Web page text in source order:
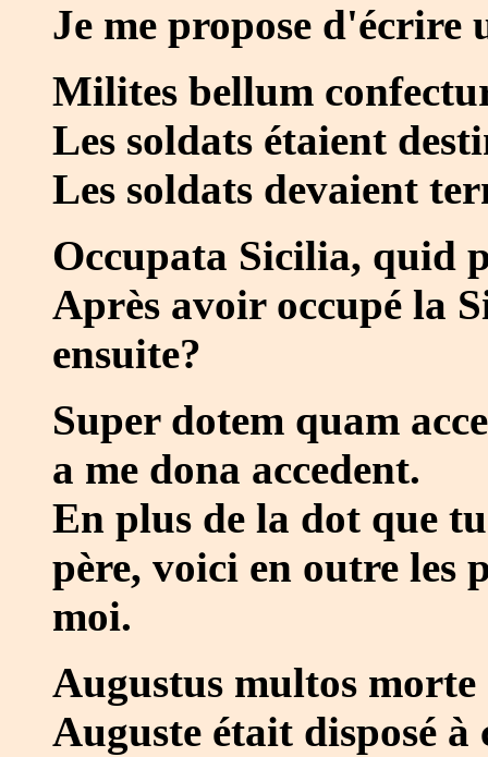
Je me propose d'écrire
Milites bellum
Les soldats étaient
Les soldats devaient
Occupata Sicilia, quid
Après avoir occupé la
ensuite?
Super dotem quam
a me dona accedent.
En plus de la dot que
père, voici en outre les
moi.
Augustus multos
Auguste était disposé